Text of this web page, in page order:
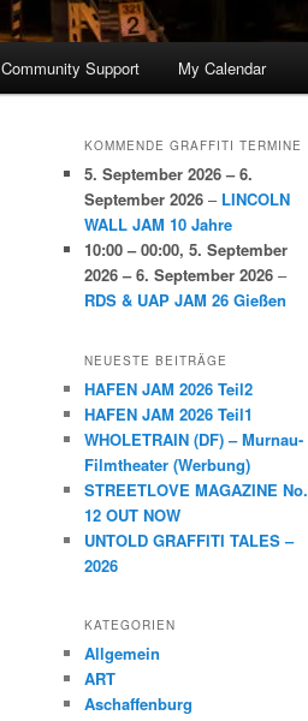
Community Support My Calendar
KOMMENDE GRAFFITI TERMINE
5. September 2026 – 6.
September 2026 – LINCOLN
WALL JAM 10 Jahre
10:00 – 00:00, 5. September
2026 – 6. September 2026 –
RDS & UAP JAM 26 Gießen
NEUESTE BEITRÄGE
HAFEN JAM 2026 Teil2
HAFEN JAM 2026 Teil1
WHOLETRAIN (DF) – Murnau-
Filmtheater (Werbung)
STREETLOVE MAGAZINE No.
12 OUT NOW
UNTOLD GRAFFITI TALES –
2026
KATEGORIEN
Allgemein
ART
Aschaffenburg